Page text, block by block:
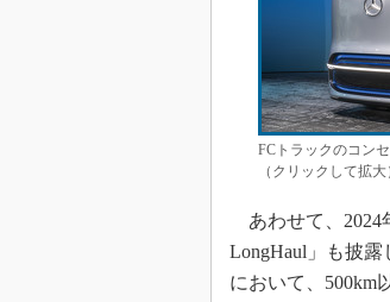
FCトラックのコン
（クリックして拡
あわせて、2024
LongHaul」も披
において、500km